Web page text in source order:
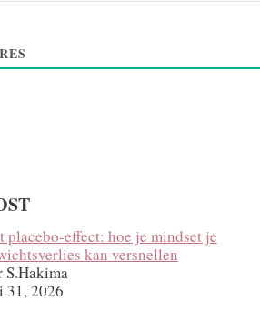
placebo-effect: hoe je mindset je
kan versnellen
S.Hakima
31, 2026